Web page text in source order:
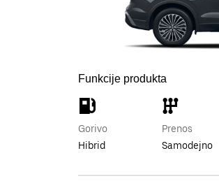
Funkcije produkta
Gorivo
Hibrid
Prenos
Samodejno